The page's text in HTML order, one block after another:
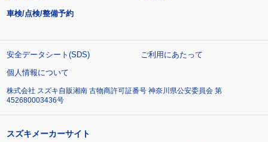
車検/点検/整備予約
安全データシート(SDS)
ご利用にあたって
個人情報について
株式会社 スズキ自販湘南 古物商許可証番号 神奈川県公安委員会 第
452680003436号
スズキメーカーサイト